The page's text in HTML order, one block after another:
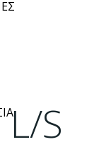
S